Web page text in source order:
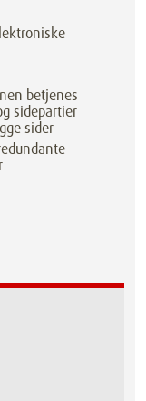
betjenes
sidepartier
sider